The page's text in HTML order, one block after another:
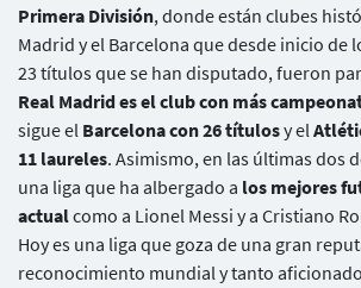
Primera División, donde están clubes
Madrid y el Barcelona que desde inicio de
23 títulos que se han disputado, fueron
Real Madrid es el club con más
sigue el Barcelona con 26 títulosy el
11 laureles. Asimismo, en las últimas dos
una liga que ha albergado a los mejores
actualcomo a Lionel Messi y a Cristiano
Hoy es una liga que goza de una gran
reconocimiento mundial y tanto